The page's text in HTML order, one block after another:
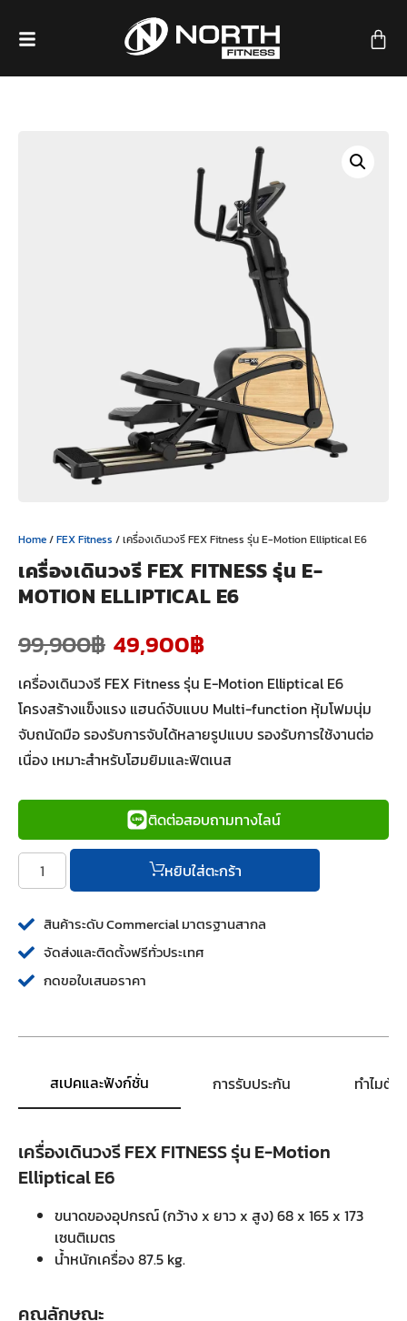
Home/FEX Fitness / เครื่องเดินวงรี FEX Fitness รุ่น E-Motion Elliptical E6
เครื่องเดินวงรี FEX FITNESS รุ่น E-
MOTION ELLIPTICAL E6
99,900฿ 49,900฿
เครื่องเดินวงรี FEX Fitness รุ่น E-Motion Elliptical E6
โครงสร้างแข็งแรง แฮนด์จับแบบ Multi-function หุ้มโฟมนุ่ม
จับถนัดมือ รองรับการจับได้หลายรูปแบบ รองรับการใช้งานต่อ
เนื่อง เหมาะสำหรับโฮมยิมและฟิตเนส
ติดต่อสอบถามทางไลน์
หยิบใส่ตะกร้า
สินค้าระดับ Commercial มาตรฐานสากล
จัดส่งและติดตั้งฟรีทั่วประเทศ
กดขอใบเสนอราคา
สเปคและฟังก์ชั่น การรับประกัน ทำไมต้
เครื่องเดินวงรี FEX FITNESS รุ่น E-Motion
Elliptical E6
ขนาดของอุปกรณ์ (กว้าง x ยาว x สูง) 68 x 165 x 173
เซนติเมตร
น้ำหนักเครื่อง 87.5 kg.
คุณลักษณะ